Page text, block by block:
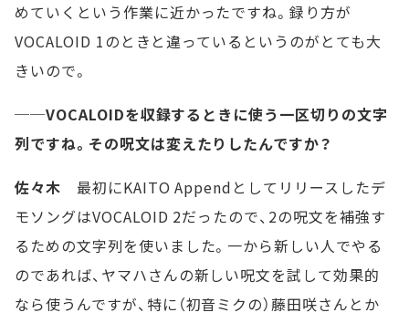
めていくという作業に近かったですね。録り方が
VOCALOID 1のときと違っているというのがとても大
きいので。
──VOCALOIDを収録するときに使う一区切りの文字
列ですね。その呪文は変えたりしたんですか？
佐々木 最初にKAITO Appendとしてリリースしたデ
モソングはVOCALOID 2だったので、2の呪文を補強す
るための文字列を使いました。一から新しい人でやる
のであれば、ヤマハさんの新しい呪文を試して効果的
なら使うんですが、特に（初音ミクの）藤田咲さんとか